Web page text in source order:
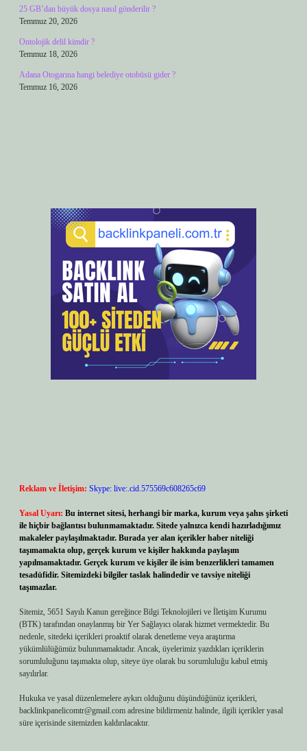
25 GB’dan büyük dosya nasıl gönderilir ?
Temmuz 20, 2026
Ontolojik delil kimdir ?
Temmuz 18, 2026
Adana Otogarına hangi belediye otobüsü gider ?
Temmuz 16, 2026
Reklam ve İletişim: Skype: live:.cid.575569c608265c69
Yasal Uyarı: Bu internet sitesi, herhangi bir marka, kurum veya şahıs şirketi
ile hiçbir bağlantısı bulunmamaktadır. Sitede yalnızca kendi hazırladığımız
makaleler paylaşılmaktadır. Burada yer alan içerikler haber niteliği
taşımamakta olup, gerçek kurum ve kişiler hakkında paylaşım
yapılmamaktadır. Gerçek kurum ve kişiler ile isim benzerlikleri tamamen
tesadüfidir. Sitemizdeki bilgiler taslak halindedir ve tavsiye niteliği
taşımazlar.
Sitemiz, 5651 Sayılı Kanun gereğince Bilgi Teknolojileri ve İletişim Kurumu
(BTK) tarafından onaylanmış bir Yer Sağlayıcı olarak hizmet vermektedir. Bu
nedenle, sitedeki içerikleri proaktif olarak denetleme veya araştırma
yükümlülüğümüz bulunmamaktadır. Ancak, üyelerimiz yazdıkları içeriklerin
sorumluluğunu taşımakta olup, siteye üye olarak bu sorumluluğu kabul etmiş
sayılırlar.
Hukuka ve yasal düzenlemelere aykırı olduğunu düşündüğünüz içerikleri,
backlinkpanelicomtr@gmail.com adresine bildirmeniz halinde, ilgili içerikler yasal
süre içerisinde sitemizden kaldırılacaktır.